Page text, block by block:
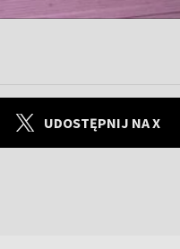
UDOSTĘPNIJ NA X